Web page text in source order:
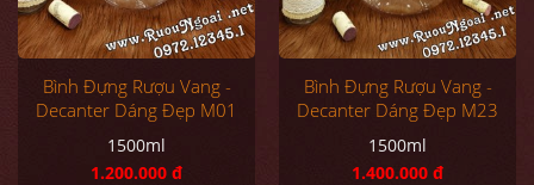
Bình Đựng Rượu Vang -
Decanter Dáng Đẹp M01
1500ml
1.200.000 đ
Bình Đựng Rượu Vang -
Decanter Dáng Đẹp M23
1500ml
1.400.000 đ